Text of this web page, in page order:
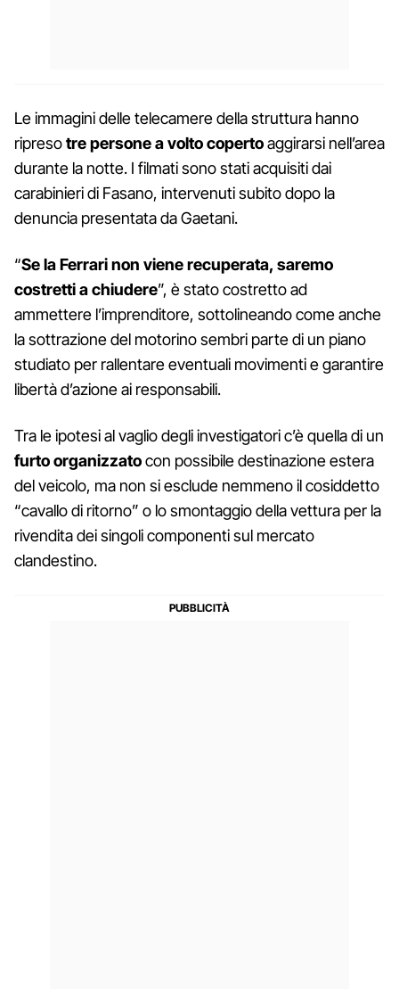
Le immagini delle telecamere della struttura hanno
ripresotre persone a volto copertoaggirarsi nell’area
durante la notte. I filmati sono stati acquisiti dai
carabinieri di Fasano, intervenuti subito dopo la
denuncia presentata da Gaetani.
“Se la Ferrari non viene recuperata, saremo
costretti a chiudere”, è stato costretto ad
ammettere l’imprenditore, sottolineando come anche
la sottrazione del motorino sembri parte di un piano
studiato per rallentare eventuali movimenti e garantire
libertà d’azione ai responsabili.
Tra le ipotesi al vaglio degli investigatori c’è quella di un
furto organizzatocon possibile destinazione estera
del veicolo, ma non si esclude nemmeno il cosiddetto
“cavallo di ritorno” o lo smontaggio della vettura per la
rivendita dei singoli componenti sul mercato
clandestino.